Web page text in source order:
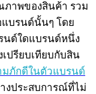
ภาพของสินค้า รวม
บรนด์นั้นๆ โดย
ด์ใดแบรนด์หนึ่ง
ปรียบเทียบกับสิน
มภักดีในตัวแบรนด์
งประสบการณ์ที่ไม่